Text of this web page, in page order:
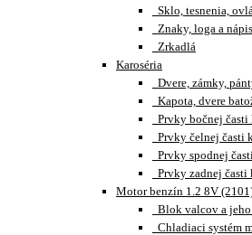
Sklo, tesnenia,
Znaky, loga a
Zrkadlá
Karoséria
Dvere, zámky,
Kapota, dvere
Prvky bočnej časti
Prvky čelnej časti
Prvky spodnej
Prvky zadnej časti
Motor benzín 1.2 8V
Blok valcov a
Chladiaci systém